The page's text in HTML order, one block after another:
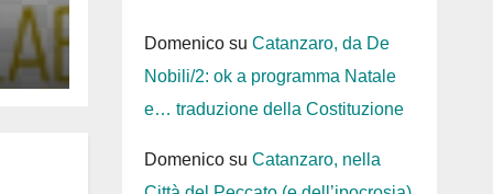
Domenicosu Catanzaro, da De
Nobili/2: ok a programma Natale
e… traduzione della Costituzione
Domenicosu Catanzaro, nella